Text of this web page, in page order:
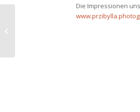
Die Impressionen